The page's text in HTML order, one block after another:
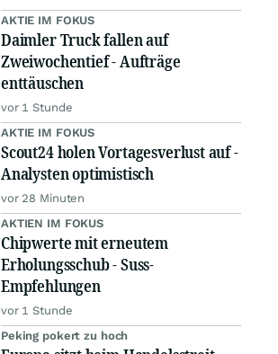
AKTIE IM FOKUS
Daimler Truck fallen auf
Zweiwochentief - Aufträge
enttäuschen
vor 1 Stunde
AKTIE IM FOKUS
Scout24 holen Vortagesverlust auf -
Analysten optimistisch
vor 28 Minuten
AKTIEN IM FOKUS
Chipwerte mit erneutem
Erholungsschub - Suss-
Empfehlungen
vor 1 Stunde
Peking pokert zu hoch